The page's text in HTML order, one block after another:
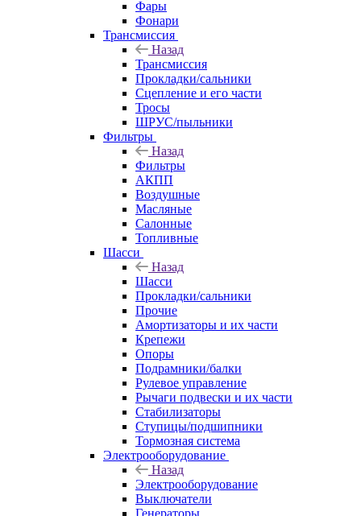
Фары
Фонари
Трансмиссия
Назад
Трансмиссия
Прокладки/сальники
Сцепление и его части
Тросы
ШРУС/пыльники
Фильтры
Назад
Фильтры
АКПП
Воздушные
Масляные
Салонные
Топливные
Шасси
Назад
Шасси
Прокладки/сальники
Прочие
Амортизаторы и их части
Крепежи
Опоры
Подрамники/балки
Рулевое управление
Рычаги подвески и их части
Стабилизаторы
Ступицы/подшипники
Тормозная система
Электрооборудование
Назад
Электрооборудование
Выключатели
Генераторы